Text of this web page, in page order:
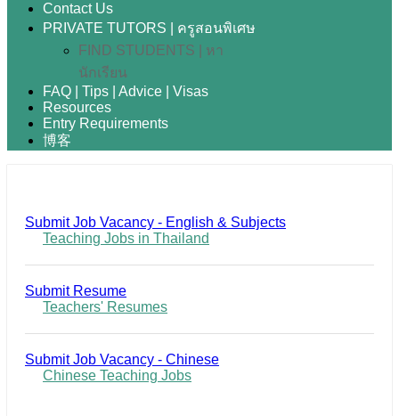
Contact Us
PRIVATE TUTORS | ครูสอนพิเศษ
FIND STUDENTS | หา
นักเรียน
FAQ | Tips | Advice | Visas
Resources
Entry Requirements
博客
Submit Job Vacancy - English & Subjects
Teaching Jobs in Thailand
Submit Resume
Teachers' Resumes
Submit Job Vacancy - Chinese
Chinese Teaching Jobs